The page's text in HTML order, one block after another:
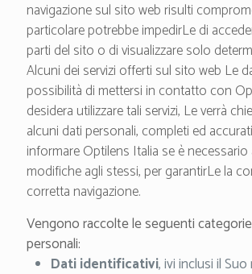
navigazione sul sito web risulti
particolare potrebbe impedirLe di
parti del sito o di visualizzare solo
Alcuni dei servizi offerti sul sito web Le
possibilità di mettersi in contatto con
desidera utilizzare tali servizi, Le verrà
alcuni dati personali, completi ed
informare Optilens Italia se è
modifiche agli stessi, per garantirLe la
corretta navigazione.
Vengono raccolte le seguenti
personali:
Dati identificativi, ivi inclusi il